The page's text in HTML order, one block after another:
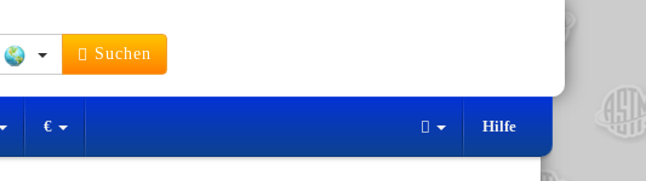
Suchen
€ Hilfe